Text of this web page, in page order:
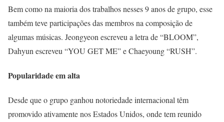
Bem como na maioria dos trabalhos nesses 9 anos de grupo, esse
também teve participações das membros na composição de
algumas músicas. Jeongyeon escreveu a letra de “BLOOM”,
Dahyun escreveu “YOU GET ME” e Chaeyoung “RUSH”.
Popularidade em alta
Desde que o grupo ganhou notoriedade internacional têm
promovido ativamente nos Estados Unidos, onde tem reunido